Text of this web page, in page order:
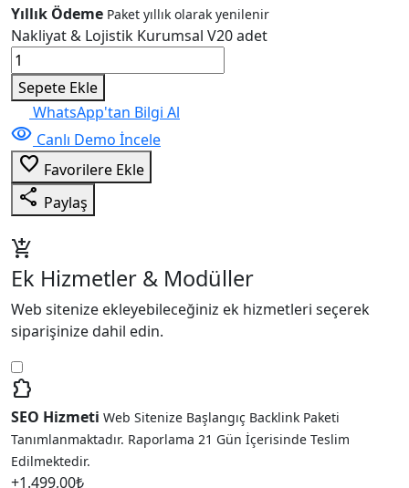
Yıllık Ödeme Paket yıllık olarak yenilenir
Nakliyat & Lojistik Kurumsal V20 adet
Sepete Ekle
WhatsApp'tan Bilgi Al
visibility Canlı Demo İncele
favorite_border Favorilere Ekle
share Paylaş
add_shopping_cart
Ek Hizmetler & Modüller
Web sitenize ekleyebileceğiniz ek hizmetleri seçerek
siparişinize dahil edin.
extension
SEO Hizmeti Web Sitenize Başlangıç Backlink Paketi
Tanımlanmaktadır. Raporlama 21 Gün İçerisinde Teslim
Edilmektedir.
+1.499,00₺